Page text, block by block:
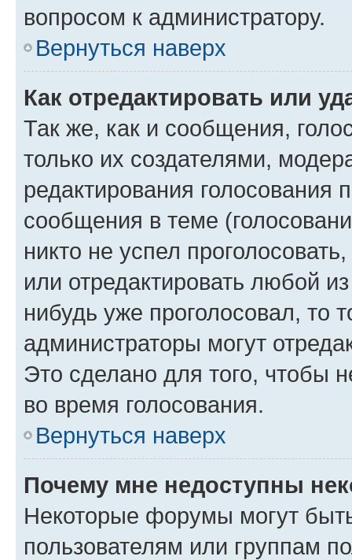
вопросом к администратору.
Вернуться наверх
Как отредактировать или
Так же, как и сообщения,
только их создателями,
редактирования голосования
сообщения в теме
никто не успел
или отредактировать любой
нибудь уже проголосовал, то
администраторы могут
Это сделано для того, чтобы
во время голосования.
Вернуться наверх
Почему мне недоступны
Некоторые форумы могут
пользователям или группам